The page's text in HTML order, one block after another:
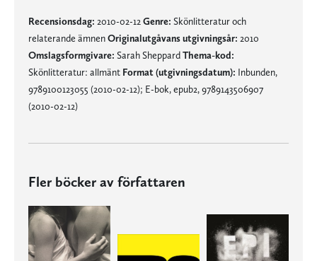
Recensionsdag: 2010-02-12 Genre: Skönlitteratur och
relaterande ämnenOriginalutgåvans utgivningsår: 2010
Omslagsformgivare: Sarah SheppardThema-kod:
Skönlitteratur: allmänt Format (utgivningsdatum): Inbunden,
9789100123055 (2010-02-12); E-bok, epub2, 9789143506907
(2010-02-12)
Fler böcker av författaren